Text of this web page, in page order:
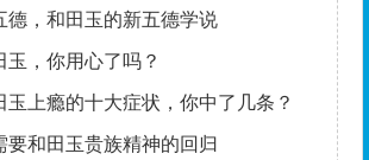
德，和田玉的新五德学说
玉，你用心了吗？
玉上瘾的十大症状，你中了几条？
要和田玉贵族精神的回归